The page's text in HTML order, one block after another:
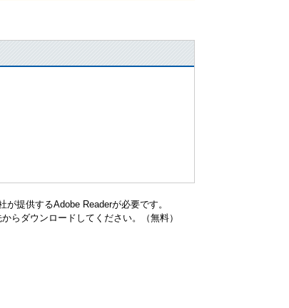
提供するAdobe Readerが必要です。
らダウンロードしてください。（無料）